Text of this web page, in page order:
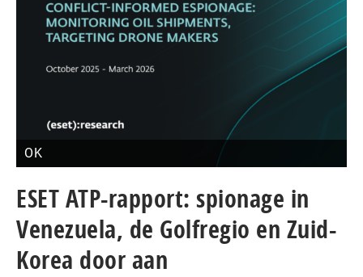
OK
ESET ATP-rapport: spionage in
Venezuela, de Golfregio en Zuid-
Korea door aan